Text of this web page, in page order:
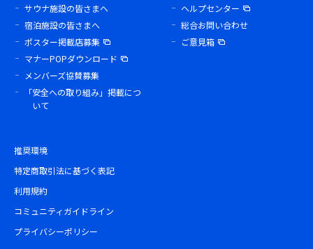
サウナ施設の皆さまへ
宿泊施設の皆さまへ
ポスター掲載店募集
マナーPOPダウンロード
メンバーズ協賛募集
「安全への取り組み」掲載につ
いて
ヘルプセンター
総合お問い合わせ
ご意見箱
推奨環境
特定商取引法に基づく表記
利用規約
コミュニティガイドライン
プライバシーポリシー